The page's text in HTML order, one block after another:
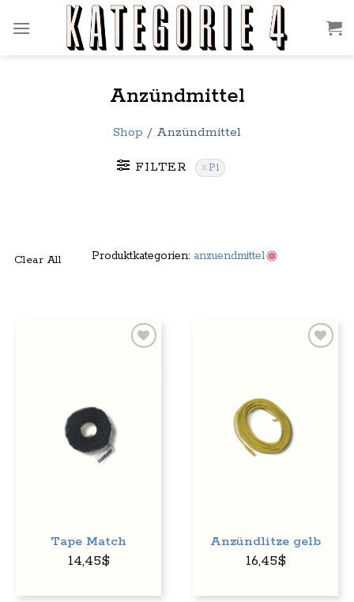
Inhalt
Anzündmittel
Shop / Anzündmittel
FILTER P1
Clear All Produktkategorien: anzuendmittel
Tape Match
14,45$
Anzündlitze gelb
16,45$